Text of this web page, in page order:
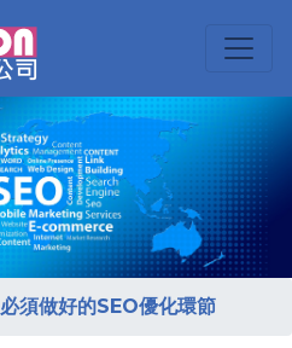
必須做好的SEO優化環節